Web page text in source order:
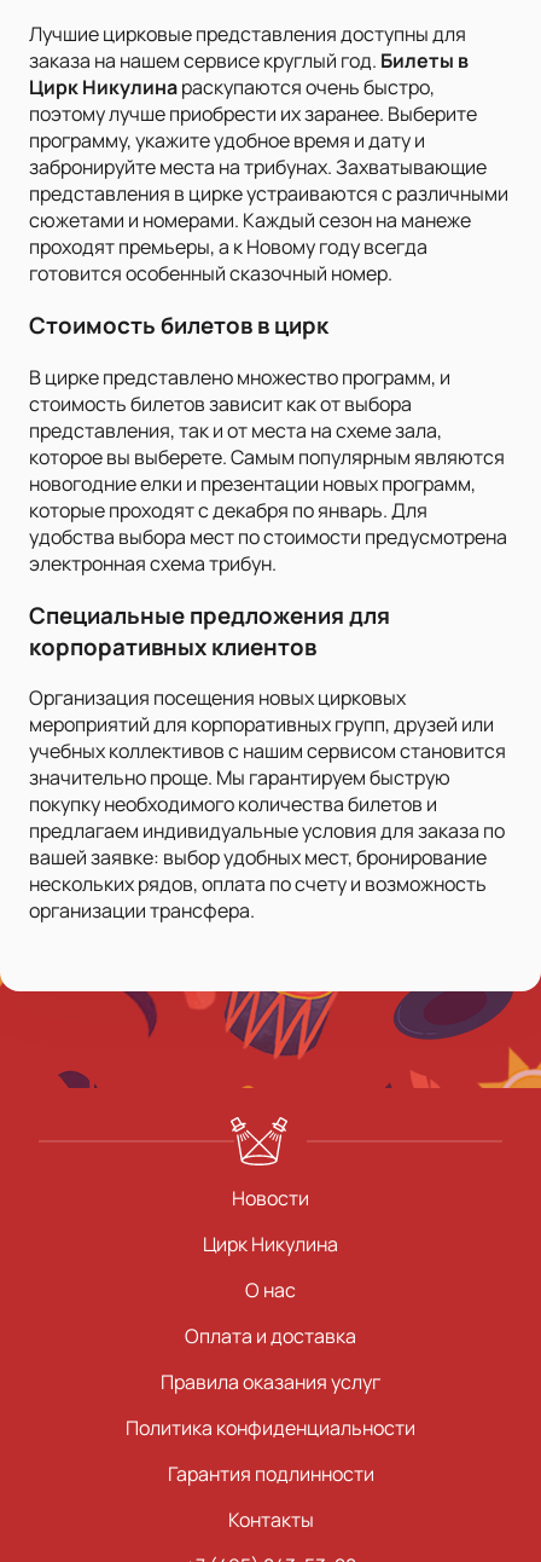
Лучшие цирковые представления доступны для
заказа на нашем сервисе круглый год. Билеты в
Цирк Никулинараскупаются очень быстро,
поэтому лучше приобрести их заранее. Выберите
программу, укажите удобное время и дату и
забронируйте места на трибунах. Захватывающие
представления в цирке устраиваются с различными
сюжетами и номерами. Каждый сезон на манеже
проходят премьеры, а к Новому году всегда
готовится особенный сказочный номер.
Стоимость билетов в цирк
В цирке представлено множество программ, и
стоимость билетов зависит как от выбора
представления, так и от места на схеме зала,
которое вы выберете. Самым популярным являются
новогодние елки и презентации новых программ,
которые проходят с декабря по январь. Для
удобства выбора мест по стоимости предусмотрена
электронная схема трибун.
Специальные предложения для
корпоративных клиентов
Организация посещения новых цирковых
мероприятий для корпоративных групп, друзей или
учебных коллективов с нашим сервисом становится
значительно проще. Мы гарантируем быструю
покупку необходимого количества билетов и
предлагаем индивидуальные условия для заказа по
вашей заявке: выбор удобных мест, бронирование
нескольких рядов, оплата по счету и возможность
организации трансфера.
Новости
Цирк Никулина
О нас
Оплата и доставка
Правила оказания услуг
Политика конфиденциальности
Гарантия подлинности
Контакты